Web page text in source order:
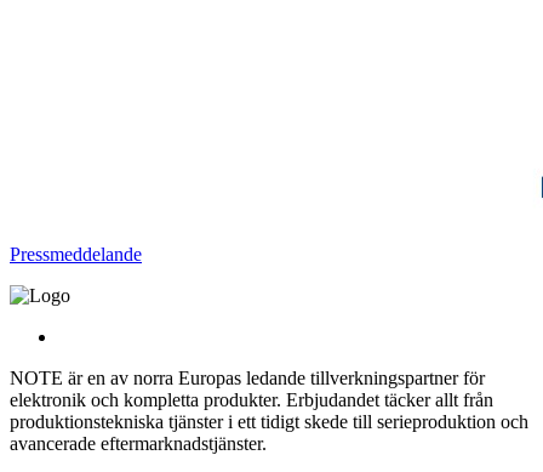
Pressmeddelande
NOTE är en av norra Europas ledande tillverkningspartner för
elektronik och kompletta produkter. Erbjudandet täcker allt från
produktionstekniska tjänster i ett tidigt skede till serieproduktion och
avancerade eftermarknadstjänster.